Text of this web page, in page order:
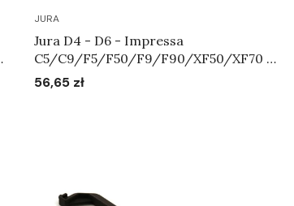
JURA
Jura D4 - D6 - Impressa
C5/C9/F5/F50/F9/F90/XF50/XF70 -
Pokrywa zbiornika na ziarna kawy
Art.61827
Cena
56,65 zł